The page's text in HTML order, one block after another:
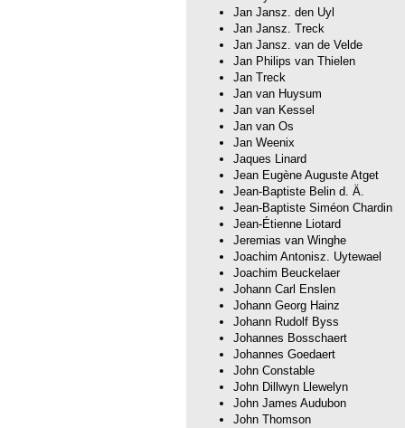
Jan Jansz. den Uyl
Jan Jansz. Treck
Jan Jansz. van de Velde
Jan Philips van Thielen
Jan Treck
Jan van Huysum
Jan van Kessel
Jan van Os
Jan Weenix
Jaques Linard
Jean Eugène Auguste Atget
Jean-Baptiste Belin d. Ä.
Jean-Baptiste Siméon Chardin
Jean-Étienne Liotard
Jeremias van Winghe
Joachim Antonisz. Uytewael
Joachim Beuckelaer
Johann Carl Enslen
Johann Georg Hainz
Johann Rudolf Byss
Johannes Bosschaert
Johannes Goedaert
John Constable
John Dillwyn Llewelyn
John James Audubon
John Thomson